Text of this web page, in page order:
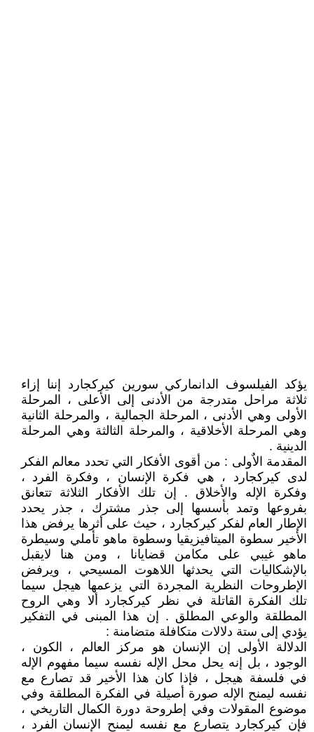
يؤكد الفيلسوف الدانماركي سورين كيركجارد إننا إزاء
ثلاثة مراحل متدرجة من الأدنى إلى الأعلى ، المرحلة
الأولى وهي الأدنى ، المرحلة الجمالية ، والمرحلة الثانية
وهي المرحلة الأخلاقية ، والمرحلة الثالثة وهي المرحلة
الدينية .
المقدمة الاٌولى : من أقوى الأفكار التي تحدد معالم الفكر
لدى كيركجارد ، هي فكرة الإنسان ، وفكرة الفرد ،
وفكرة الإله والأخلاق . إن تلك الأفكار الثلاثة تتعانق
بفروعها وتمد بأسسها إلى جذر مشترك ، جذر يحدد
الإطار العام لفكر كيركجارد ، حيث على أثرها يرفض هذا
الأخير سطوة الميتافيزيقيا وسطوة ماهو تأملي وسيطرة
ماهو غيبي على مكامن قضايانا ، ومن هنا لايقبل
بالإشكاليات التي يحدثها اللاهوت المسيحي ، ويرفض
الإطروحات النظرية المجردة التي يزعمها هيجل سيما
تلك الفكرة القاتلة في نظر كيركجارد ألا وهي الروح
المطلقة والوعي المطلق . إن هذا المبنى في التفكير
يؤدي إلى ستة دلالات متكافلة متضامنة :
الدلالة الأولى إن الإنسان هو مركز العالم ، الكون ،
الوجود ، بل إنه يحل محل الإله نفسه سيما مفهوم الإله
في فلسفة هيجل ، فإذا كان هذا الأخير قد تصارع مع
نفسه ليمنح الإله صورة أصيلة في الفكرة المطلقة وفي
موضوع المقولات وفي إطروحة دورة الكمال التاريخي ،
فإن كيركجارد يتصارع مع نفسه ليمنح الإنسان الفرد ،